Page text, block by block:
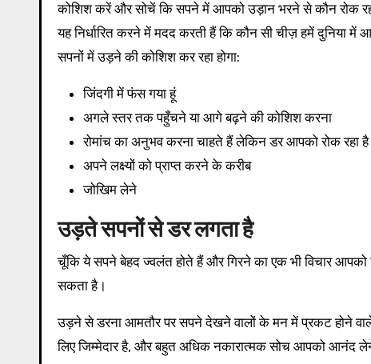
कोशिश करें और सोचें कि सपने में आपको उड़ान भरने से कौन रोक
यह निर्धारित करने में मदद करती हैं कि कौन सी चीज़ हमें दुनिया
सपनों में उड़ने की कोशिश कर रहा होगा:
जिंदगी में फंस गया हूं
अगले स्तर तक पहुँचने या आगे बढ़ने की कोशिश करना
रोमांच का अनुभव करना चाहते हैं लेकिन डर आपको रोक रहा है
अपने लक्ष्यों को प्राप्त करने के करीब
जोखिम लेने
उड़ते सपनों से डर लगता है
चूँकि ये सपने बेहद ज्वलंत होते हैं और गिरने का एक भी विचार
सकता है।
उड़ने से डरना आमतौर पर सपने देखने वालों के मन में प्रकट होने
लिए जिम्मेदार है, और बहुत अधिक नकारात्मक सोच आपको आनंद